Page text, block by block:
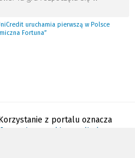
uruchamia pierwszą w Polsce
Fortuna”
z portalu oznacza
o cookies
Polityka